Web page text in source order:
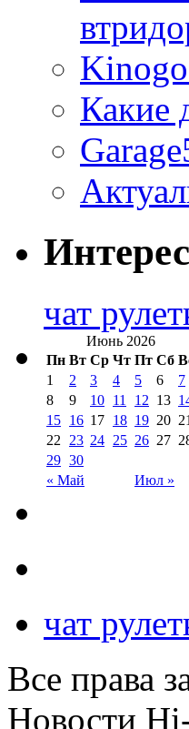
Какие
чат
Июнь 2026
Пн Вт Ср Чт Пт Сб
« Май Июл »
1 2 3 4 5 6
7
8
9 10 11 12 13
15 16 17 18 19 20 21
22
23 24 25 26 27
29 30
чат
Все права
Новости